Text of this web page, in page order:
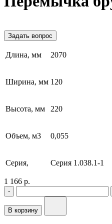
Задать вопрос
Длина, мм 2070
Ширина, мм 120
Высота, мм 220
Объем, м3 0,055
Серия, Серия 1.038.1-1
1 166 р.
-
В корзину